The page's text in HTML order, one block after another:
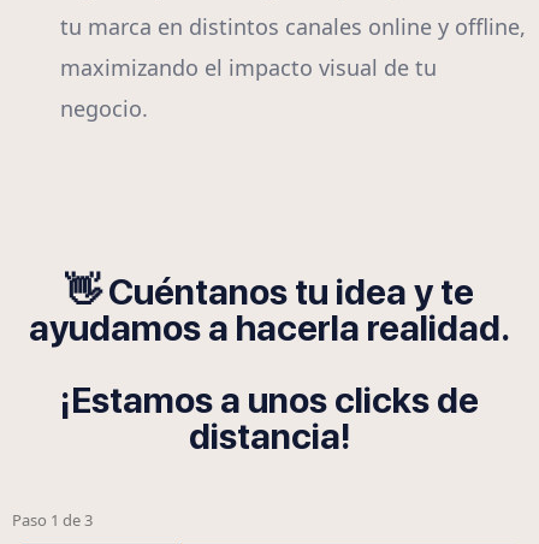
tu marca en distintos canales online y offline,
maximizando el impacto visual de tu
negocio.
👋 Cuéntanos tu idea y te
ayudamos a hacerla realidad.
¡Estamos a unos clicks de
distancia!
Paso 1 de3